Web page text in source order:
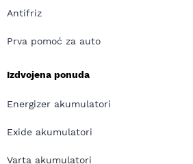
Antifriz
Prva pomoć za auto
Izdvojena ponuda
Energizer akumulatori
Exide akumulatori
Varta akumulatori